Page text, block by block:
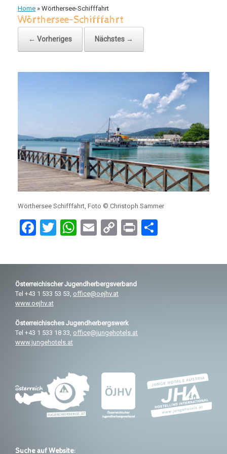
Home » Wörthersee-Schifffahrt
Wörthersee-Schifffahrt
← Vorheriges Nächstes →
Wörthersee Schifffahrt, Foto © Christoph Sammer
F
ce
b
o
o
k
T
tt
er
W
at
A
p
E
ail
C
py
Li
n
Pr
t
e
ÖsterreichischerJugendherbergsverband
Tel +43 1 533 53 53, office@oejhv.at
www.oejhv.at
Österreichisches Jugendherbergswerk
Tel +43 1 533 18 33, office@jungehotels.at
www.jungehotels.at
Suche auf Website: